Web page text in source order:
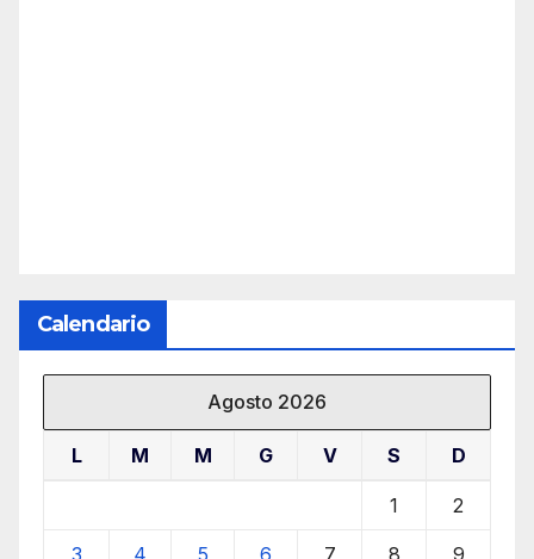
Calendario
Agosto 2026
L M M G V S D
1 2
3 4 5 6 7 8 9